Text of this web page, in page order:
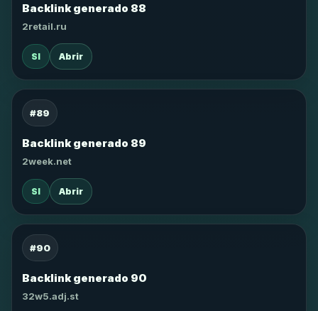
Backlink generado 88
2retail.ru
SI Abrir
#89
Backlink generado 89
2week.net
SI Abrir
#90
Backlink generado 90
32w5.adj.st